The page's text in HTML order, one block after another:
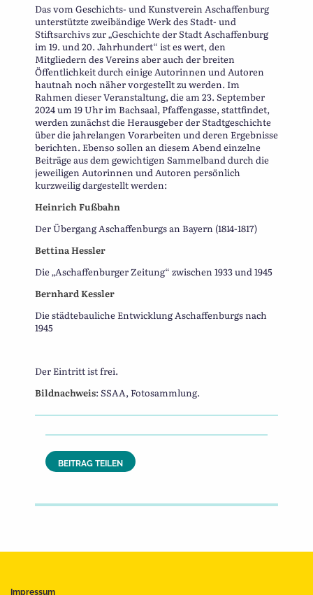
Das vom Geschichts- und Kunstverein Aschaffenburg
unterstützte zweibändige Werk des Stadt- und
Stiftsarchivs zur „Geschichte der Stadt Aschaffenburg
im 19. und 20. Jahrhundert“ ist es wert, den
Mitgliedern des Vereins aber auch der breiten
Öffentlichkeit durch einige Autorinnen und Autoren
hautnah noch näher vorgestellt zu werden. Im
Rahmen dieser Veranstaltung, die am 23. September
2024 um 19 Uhr im Bachsaal, Pfaffengasse, stattfindet,
werden zunächst die Herausgeber der Stadtgeschichte
über die jahrelangen Vorarbeiten und deren Ergebnisse
berichten. Ebenso sollen an diesem Abend einzelne
Beiträge aus dem gewichtigen Sammelband durch die
jeweiligen Autorinnen und Autoren persönlich
kurzweilig dargestellt werden:
Heinrich Fußbahn
Der Übergang Aschaffenburgs an Bayern (1814-1817)
Bettina Hessler
Die „Aschaffenburger Zeitung“ zwischen 1933 und 1945
Bernhard Kessler
Die städtebauliche Entwicklung Aschaffenburgs nach
1945
Der Eintritt ist frei.
Bildnachweis: SSAA, Fotosammlung.
BEITRAG TEILEN
Impressum